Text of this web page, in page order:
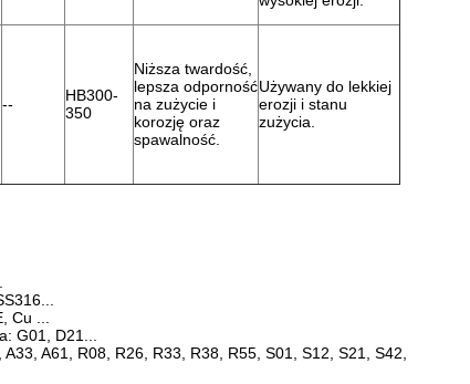
--
HB300-
350
Niższa twardość,
lepsza odporność
na zużycie i
korozję oraz
spawalność.
Używany do lekkiej
erozji i stanu
zużycia.
Cu ...
G01, D21...
A61, R08, R26, R33, R38, R55, S01, S12, S21, S42,